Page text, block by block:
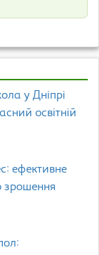
у Дніпрі
освітній
ефективне
зрошення